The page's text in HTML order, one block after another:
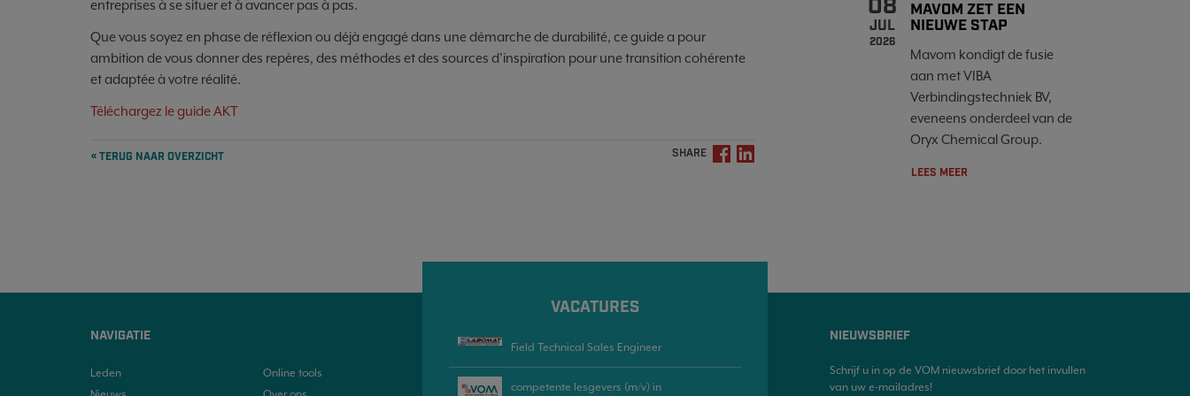
entreprises à se situer et à avancer pas à pas.
Que vous soyez en phase de réflexion ou déjà engagé dans une démarche de durabilité, ce guide a pour
ambition de vous donner des repères, des méthodes et des sources d’inspiration pour une transition cohérente
et adaptée à votre réalité.
Téléchargez le guide AKT
« TERUG NAAR OVERZICHT SHARE
08
JUL
2026
MAVOM ZET EEN
NIEUWE STAP
Mavom kondigt de fusie
aan met VIBA
Verbindingstechniek BV,
eveneens onderdeel van de
Oryx Chemical Group.
LEES MEER
NAVIGATIE
Leden
Online tools
VACATURES
Field Technical Sales Engineer
competente lesgevers (m/v) in
NIEUWSBRIEF
Schrijf u in op de VOM nieuwsbrief door het invullen
van uw e-mailadres!